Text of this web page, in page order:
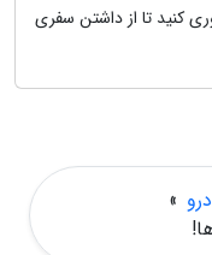
کنید تا از داشتن سفری
»